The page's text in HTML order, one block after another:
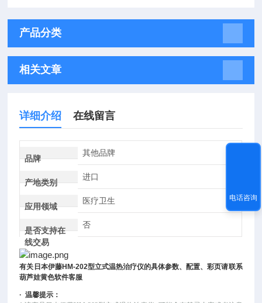
产品分类
相关文章
详细介绍 在线留言
品牌
其他品牌
产地类别
进口
应用领域
医疗卫生
是否支持在
线交易
否
有关 日本伊藤HM-202型立式温热治疗仪的具体参数、配置、彩页请联系
葫芦娃黄色软件客服
·温馨提示：
电话咨询